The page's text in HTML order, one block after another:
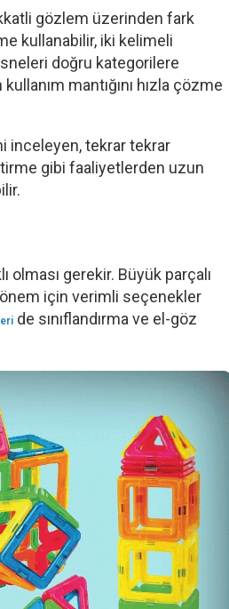
gözlem üzerinden fark
kullanabilir, iki kelimeli
doğru kategorilere
mantığını hızla çözme
inceleyen, tekrar tekrar
gibi faaliyetlerden uzun
gerekir. Büyük parçalı
için verimli seçenekler
de sınıflandırma ve el-göz